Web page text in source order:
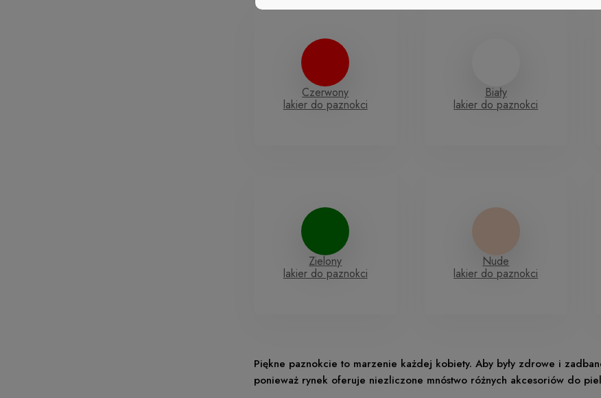
Czerwony
lakier do paznokci
Biały
lakier do paznokci
Zielony
lakier do paznokci
Nude
lakier do paznokci
Piękne paznokcie to marzenie każdej kobiety. Aby były zdrowe i
ponieważ rynek oferuje niezliczone mnóstwo różnych akcesoriów do